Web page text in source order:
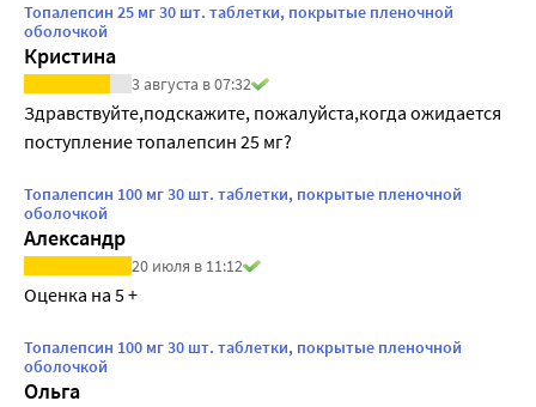
Топалепсин 25 мг 30 шт. таблетки, покрытые пленочной
оболочкой
Кристина
3 августа в 07:32
Здравствуйте,подскажите, пожалуйста,когда ожидается
поступление топалепсин 25 мг?
Топалепсин 100 мг 30 шт. таблетки, покрытые пленочной
оболочкой
Александр
20 июля в 11:12
Оценка на 5 +
Топалепсин 100 мг 30 шт. таблетки, покрытые пленочной
оболочкой
Ольга